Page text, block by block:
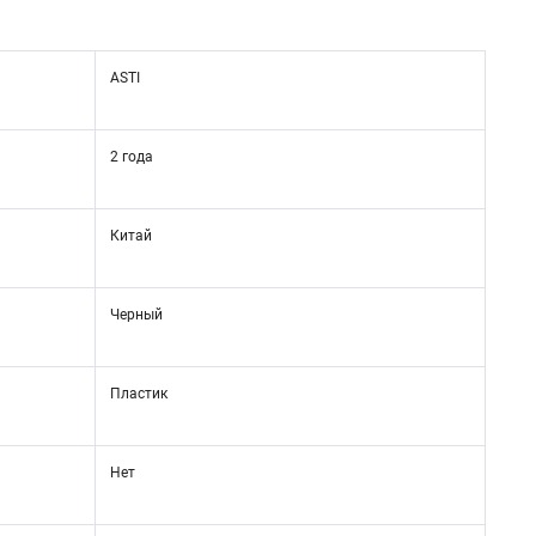
ASTI
2 года
Китай
Черный
Пластик
Нет